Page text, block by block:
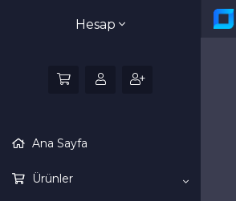
Hesap
Ana Sayfa
Ürünler